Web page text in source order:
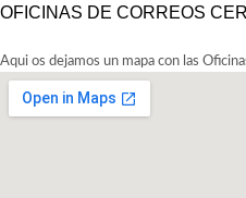
OFICINAS DE CORREOS
Aqui os dejamos un mapa con las